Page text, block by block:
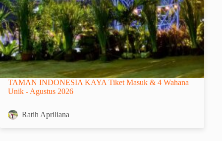
TAMAN INDONESIA KAYA Tiket Masuk & 4 Wahana
Unik - Agustus 2026
Ratih Apriliana